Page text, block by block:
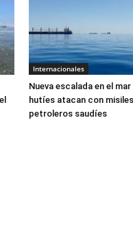
Internacionales
Nueva escalada en el mar
hutíes atacan con
petroleros saudíes